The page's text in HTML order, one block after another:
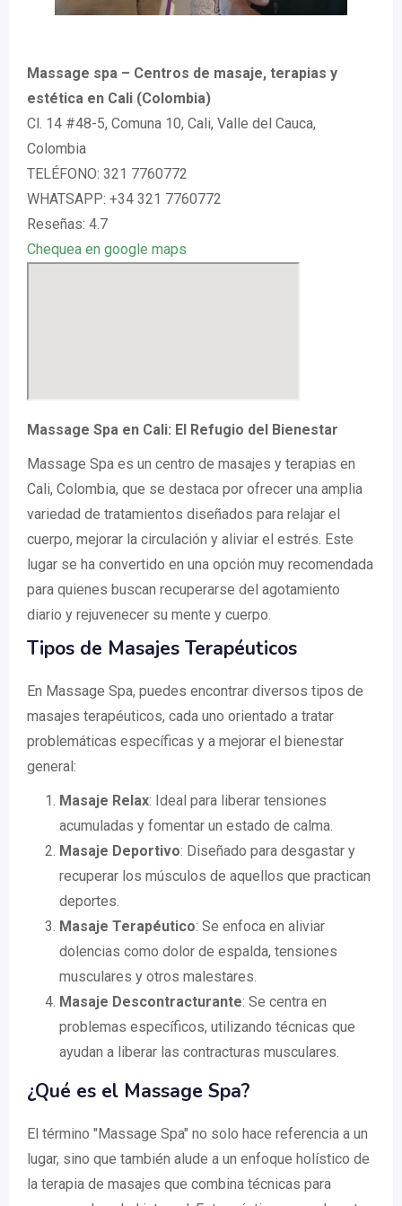
Massage spa – Centros de masaje, terapias y
estética en Cali (Colombia)
Cl. 14 #48-5, Comuna 10, Cali, Valle del Cauca,
Colombia
TELÉFONO: 321 7760772
WHATSAPP: +34 321 7760772
Reseñas: 4.7
Chequea en google maps
Massage Spa en Cali: El Refugio del Bienestar
Massage Spa es un centro de masajes y terapias en
Cali, Colombia, que se destaca por ofrecer una amplia
variedad de tratamientos diseñados para relajar el
cuerpo, mejorar la circulación y aliviar el estrés. Este
lugar se ha convertido en una opción muy recomendada
para quienes buscan recuperarse del agotamiento
diario y rejuvenecer su mente y cuerpo.
Tipos de Masajes Terapéuticos
En Massage Spa, puedes encontrar diversos tipos de
masajes terapéuticos, cada uno orientado a tratar
problemáticas específicas y a mejorar el bienestar
general:
Masaje Relax: Ideal para liberar tensiones
acumuladas y fomentar un estado de calma.
Masaje Deportivo: Diseñado para desgastar y
recuperar los músculos de aquellos que practican
deportes.
Masaje Terapéutico: Se enfoca en aliviar
dolencias como dolor de espalda, tensiones
musculares y otros malestares.
Masaje Descontracturante: Se centra en
problemas específicos, utilizando técnicas que
ayudan a liberar las contracturas musculares.
¿Qué es el Massage Spa?
El término "Massage Spa" no solo hace referencia a un
lugar, sino que también alude a un enfoque holístico de
la terapia de masajes que combina técnicas para